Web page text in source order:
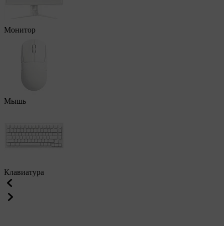
Монитор
Мышь
Клавиатура